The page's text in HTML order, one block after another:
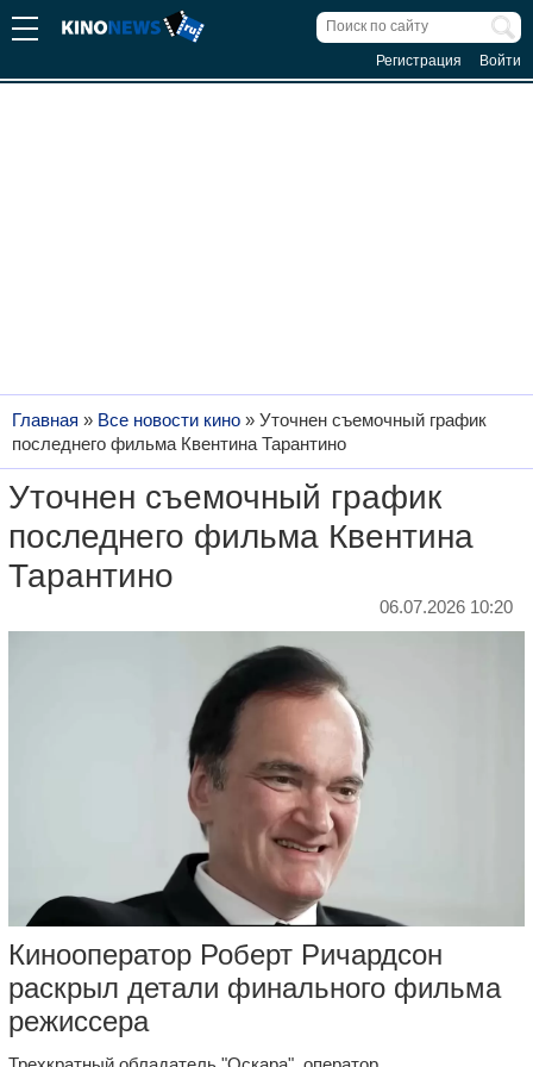
Регистрация Войти
Главная » Все новости кино » Уточнен съемочный график
последнего фильма Квентина Тарантино
Уточнен съемочный график
последнего фильма Квентина
Тарантино
06.07.2026 10:20
Кинооператор Роберт Ричардсон
раскрыл детали финального фильма
режиссера